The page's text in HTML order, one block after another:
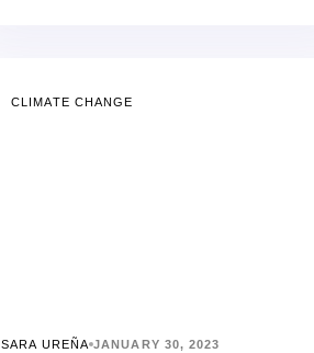
CLIMATE CHANGE
SARA UREÑA JANUARY 30, 2023